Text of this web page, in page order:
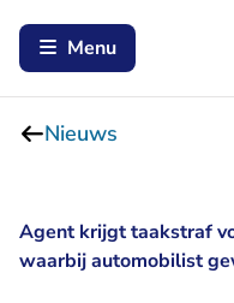
Menu
Nieuws
Agent krijgt taakstraf
waarbij automobilist